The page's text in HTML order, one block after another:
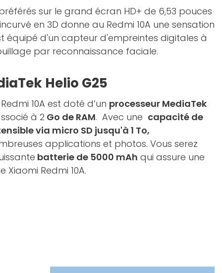
sur le grand écran HD+ de 6,53 pouces
en 3D donne au Redmi 10A une sensation
équipé d'un capteur d'empreintes digitales à
par reconnaissance faciale.
Helio G25
10A est doté d’un processeur MediaTek
à 2 Go de RAM. Avec une capacité de
via micro SD jusqu'à 1 To,
applications et photos. Vous serez
batterie de 5000 mAh qui assure une
Redmi 10A.